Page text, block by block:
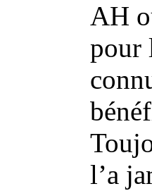
AH
pour
l’a